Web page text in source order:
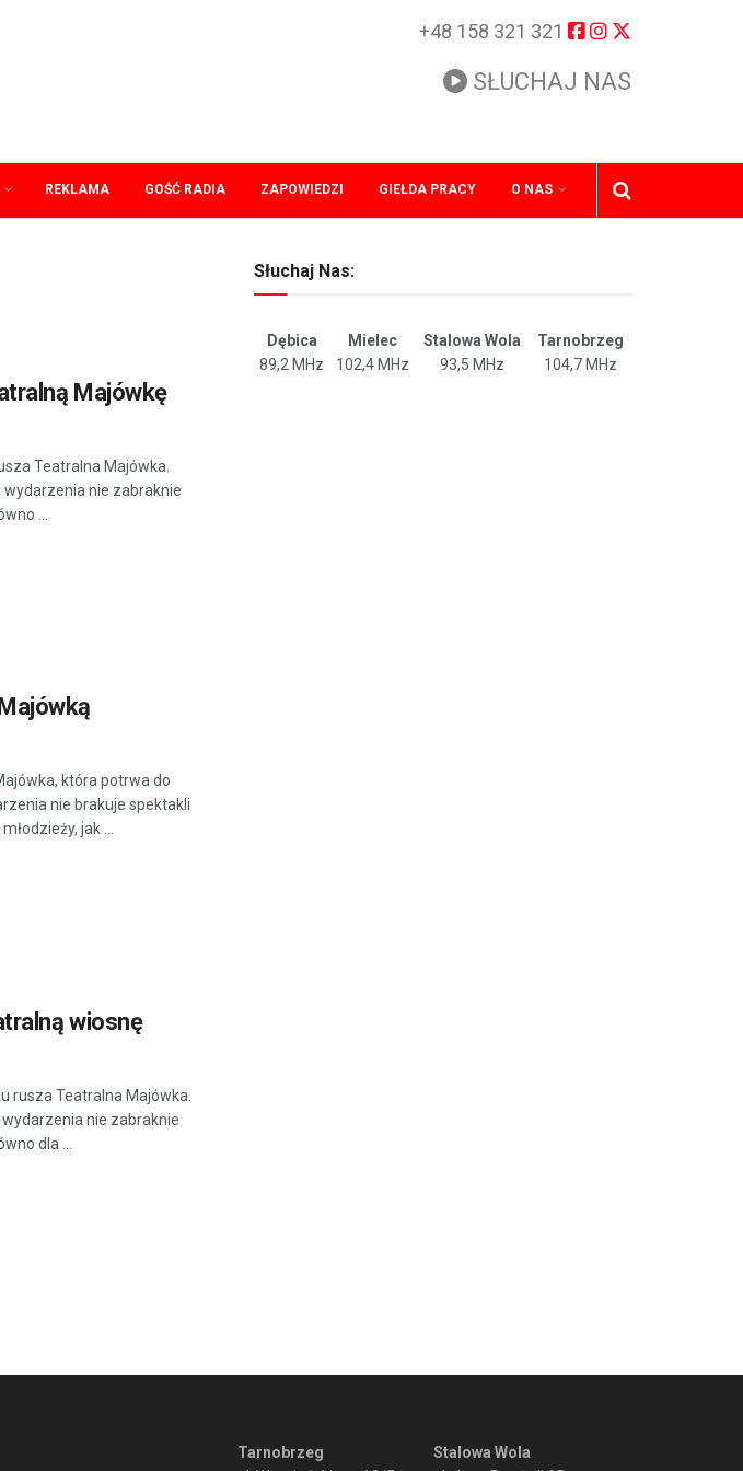
+48 158 321 321
SŁUCHAJ NAS
REKLAMA GOŚĆ RADIA ZAPOWIEDZI GIEŁDA PRACY O NAS
Majówkę
Teatralna Majówka.
nie zabraknie
...
która potrwa do
nie brakuje spektakli
jak ...
wiosnę
rusza Teatralna Majówka.
nie zabraknie
dla ...
Słuchaj Nas:
Dębica Mielec Stalowa Wola
Tarnobrzeg
89,2 MHz
102,4 MHz 93,5 MHz 104,7 MHz
Tarnobrzeg
Stalowa Wola